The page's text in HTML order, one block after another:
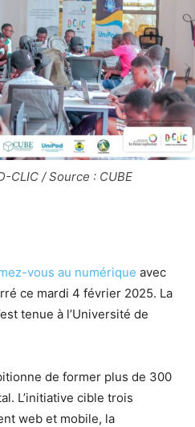
CLIC / Source : CUBE
vous au numérique avec
ce mardi 4 février 2025. La
tenue à l’Université de
de former plus de 300
L’initiative cible trois
web et mobile, la